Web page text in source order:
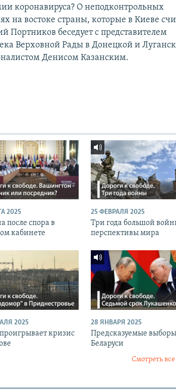
коронавируса? О неподконтрольных
на востоке страны, которые в Киеве
Портников беседует с представителем
Верховной Рады в Донецкой и
Денисом Казанским.
2025
после спора в
кабинете
25 ФЕВРАЛЯ 2025
Три года большой
перспективы мира
2025
кризис
28 ЯНВАРЯ 2025
Предсказуемые
Беларуси
Смотреть